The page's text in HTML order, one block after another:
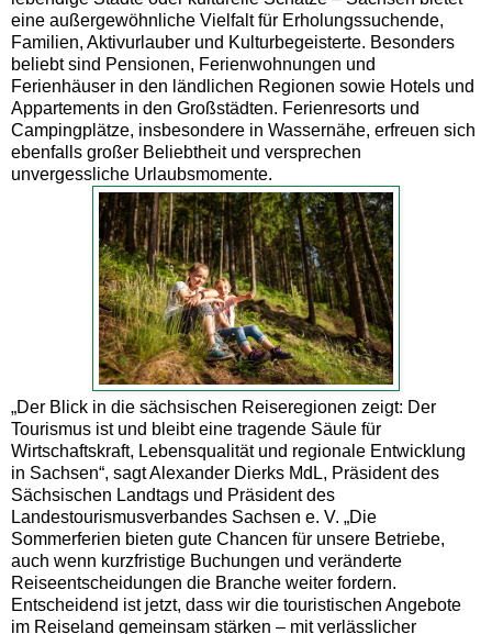
eine außergewöhnliche Vielfalt für Erholungssuchende,
Familien, Aktivurlauber und Kulturbegeisterte. Besonders
beliebt sind Pensionen, Ferienwohnungen und
Ferienhäuser in den ländlichen Regionen sowie Hotels und
Appartements in den Großstädten. Ferienresorts und
Campingplätze, insbesondere in Wassernähe, erfreuen sich
ebenfalls großer Beliebtheit und versprechen
unvergessliche Urlaubsmomente.
„Der Blick in die sächsischen Reiseregionen zeigt: Der
Tourismus ist und bleibt eine tragende Säule für
Wirtschaftskraft, Lebensqualität und regionale Entwicklung
in Sachsen“, sagt Alexander Dierks MdL, Präsident des
Sächsischen Landtags und Präsident des
Landestourismusverbandes Sachsen e. V. „Die
Sommerferien bieten gute Chancen für unsere Betriebe,
auch wenn kurzfristige Buchungen und veränderte
Reiseentscheidungen die Branche weiter fordern.
Entscheidend ist jetzt, dass wir die touristischen Angebote
im Reiseland gemeinsam stärken – mit verlässlicher